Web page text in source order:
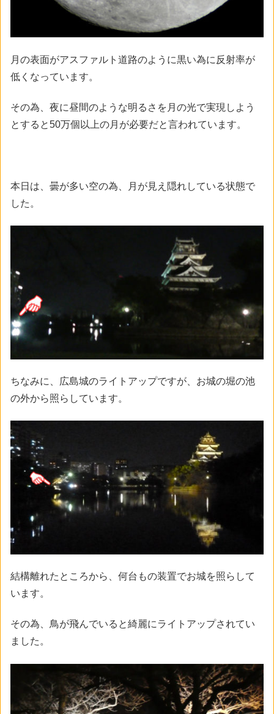
月の表面がアスファルト道路のように黒い為に反射率が
低くなっています。
その為、夜に昼間のような明るさを月の光で実現しよう
とすると50万個以上の月が必要だと言われています。
本日は、曇が多い空の為、月が見え隠れしている状態で
した。
ちなみに、広島城のライトアップですが、お城の堀の池
の外から照らしています。
結構離れたところから、何台もの装置でお城を照らして
います。
その為、鳥が飛んでいると綺麗にライトアップされてい
ました。